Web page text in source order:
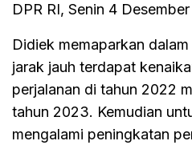
DPR RI, Senin 4
Didiek memaparkan
jarak jauh terdapat
perjalanan di tahun 2022
tahun 2023. Kemudian
mengalami peningkatan